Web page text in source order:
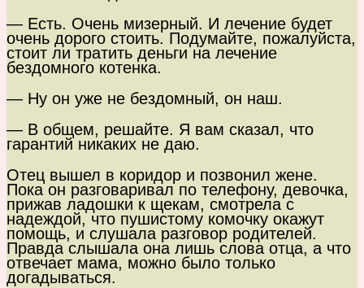
— Есть. Очень мизерный. И лечение будет
очень дорого стоить. Подумайте, пожалуйста,
стоит ли тратить деньги на лечение
бездомного котенка.
— Ну он уже не бездомный, он наш.
— В общем, решайте. Я вам сказал, что
гарантий никаких не даю.
Отец вышел в коридор и позвонил жене.
Пока он разговаривал по телефону, девочка,
прижав ладошки к щекам, смотрела с
надеждой, что пушистому комочку окажут
помощь, и слушала разговор родителей.
Правда слышала она лишь слова отца, а что
отвечает мама, можно было только
догадываться.